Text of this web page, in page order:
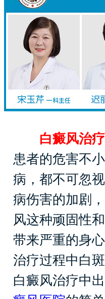
白癜风治
患者的危害不
病，都不可忽
病伤害的加剧
风这种顽固性
带来严重的身
治疗过程中白
白癜风治疗中